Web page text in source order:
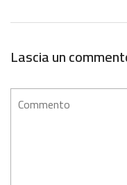
Lascia un